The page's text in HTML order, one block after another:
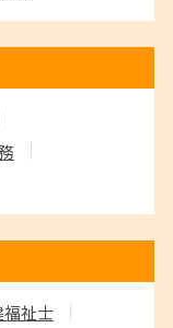
祉士